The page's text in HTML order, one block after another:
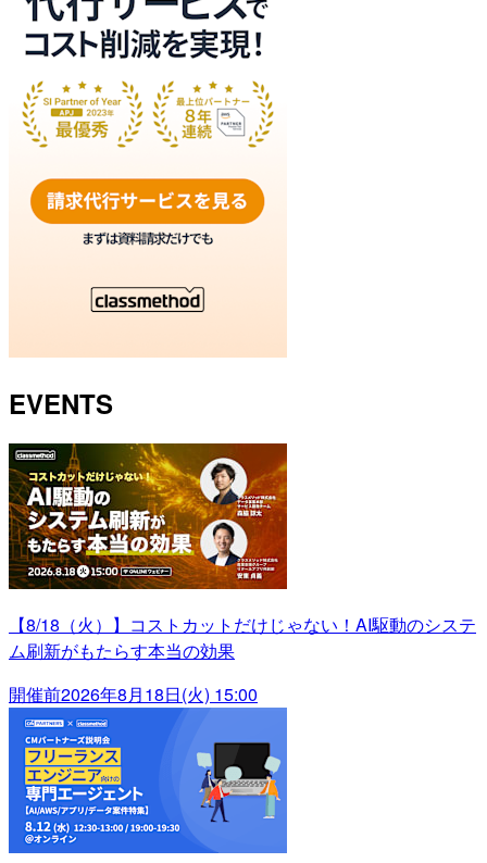
EVENTS
【8/18（火）】コストカットだけじゃない！AI駆動のシステ
ム刷新がもたらす本当の効果
開催前2026年8月18日(火) 15:00